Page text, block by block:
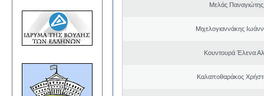
Μελάς
Μιχελογιαννάκης
Κουντουρά Έλενα
Καλαποθαράκος